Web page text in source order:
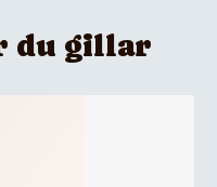
du gillar